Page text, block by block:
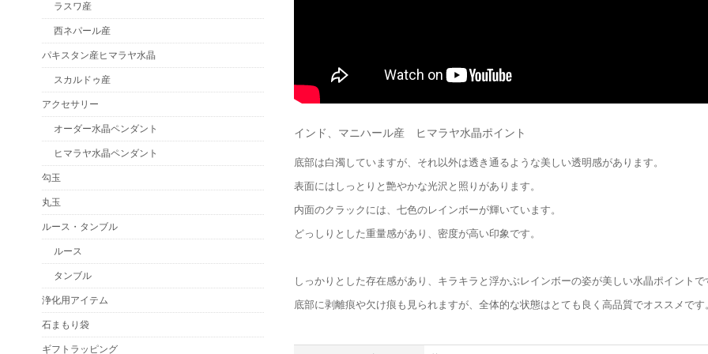
インド、マニハール産 ヒマラヤ水晶ポイント
底部は白濁していますが、それ以外は透き通るような美しい透明感があります。
表面にはしっとりと艶やかな光沢と照りがあります。
内面のクラックには、七色のレインボーが輝いています。
どっしりとした重量感があり、密度が高い印象です。
しっかりとした存在感があり、キラキラと浮かぶレインボーの姿が美しい水晶ポイントで
底部に剥離痕や欠け痕も見られますが、全体的な状態はとても良く高品質でオススメです
ラスワ産
西ネパール産
パキスタン産ヒマラヤ水晶
スカルドゥ産
アクセサリー
オーダー水晶ペンダント
ヒマラヤ水晶ペンダント
勾玉
丸玉
ルース・タンブル
ルース
タンブル
浄化用アイテム
石まもり袋
ギフトラッピング